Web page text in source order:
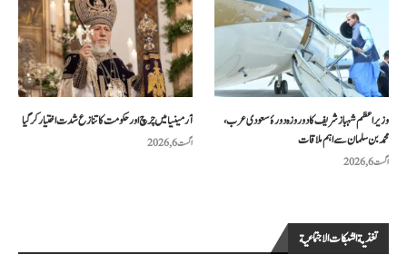
آرمینیا میں چرچ اور حکومت کا تنازع شدت اختیار کر گیا
اگست 6, 2026
وزیراعظم شہباز شریف کا دو روزہ دورۂ سعودی عرب،
محمد بن سلمان سے اہم ملاقات
اگست 6, 2026
تغذية الشبكات الاجتماعية